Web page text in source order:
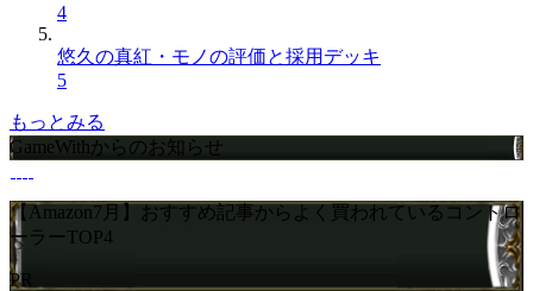
4
悠久の真紅・モノの評価と採用デッキ
5
もっとみる
GameWithからのお知らせ
【Amazon7月】おすすめ記事からよく買われているコントロ
ーラーTOP4
PR